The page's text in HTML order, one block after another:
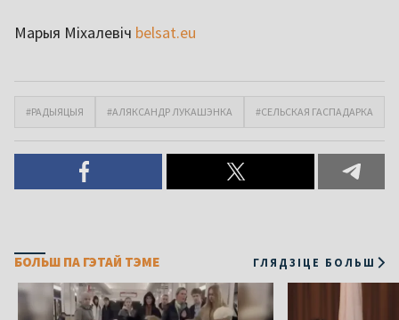
Марыя Міхалевіч belsat.eu
#РАДЫЯЦЫЯ #АЛЯКСАНДР ЛУКАШЭНКА #СЕЛЬСКАЯ ГАСПАДАРКА
БОЛЬШ ПА ГЭТАЙ ТЭМЕ ГЛЯДЗІЦЕ БОЛЬШ